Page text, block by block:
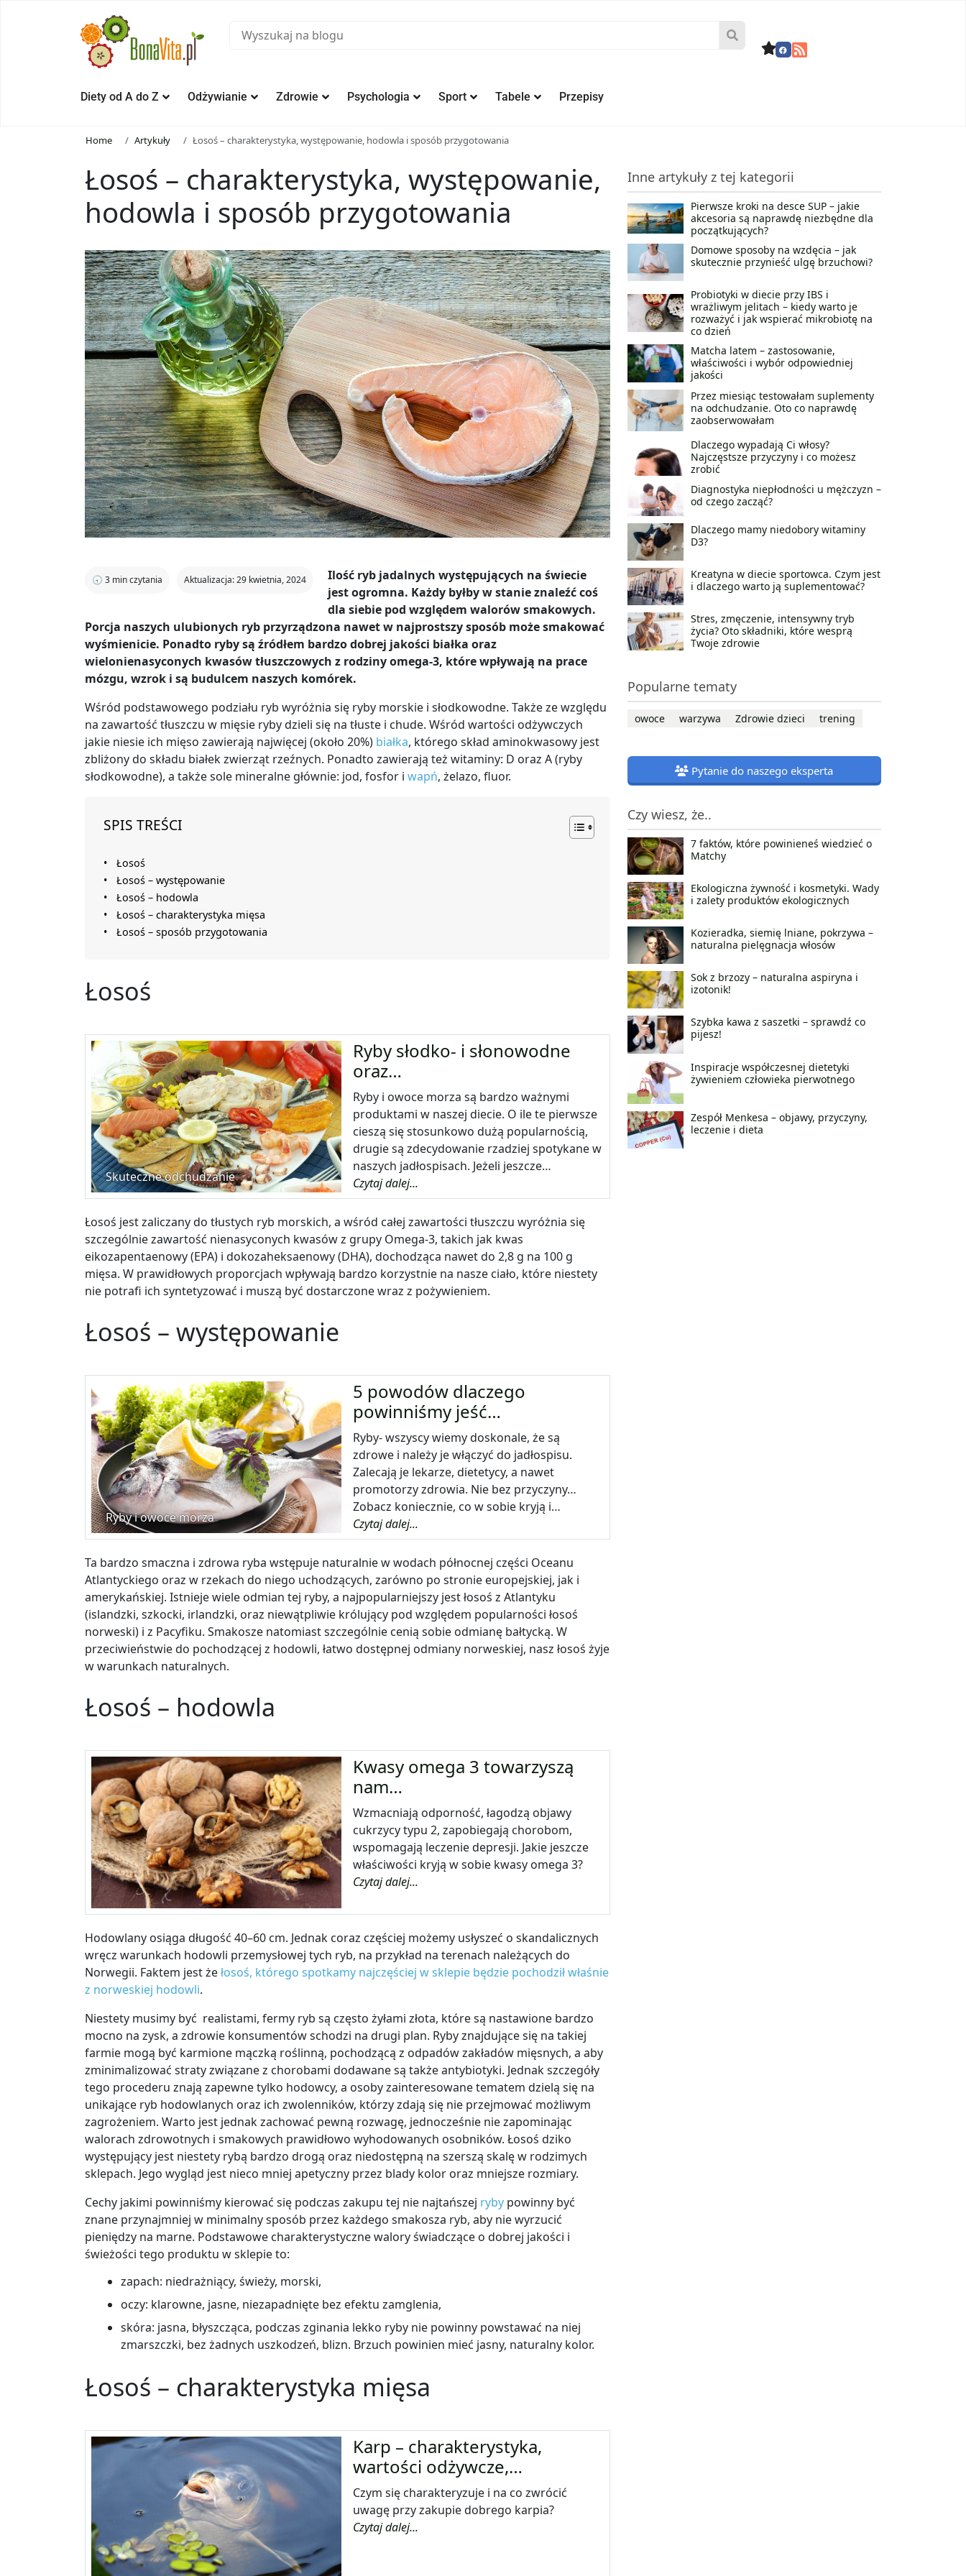
Diety od A do Z Odżywianie Zdrowie Psychologia Sport Tabele Przepisy
Home Artykuły Łosoś – charakterystyka, występowanie, hodowla i sposób przygotowania
Łosoś – charakterystyka, występowanie,
hodowla i sposób przygotowania
🕣 3 min czytania Aktualizacja: 29 kwietnia, 2024
Ilość ryb jadalnych występujących na świecie
jest ogromna. Każdy byłby w stanie znaleźć coś
dla siebie pod względem walorów smakowych.
Porcja naszych ulubionych ryb przyrządzona nawet w najprostszy sposób może smakować
wyśmienicie. Ponadto ryby są źródłem bardzo dobrej jakości białka oraz
wielonienasyconych kwasów tłuszczowych z rodziny omega-3, które wpływają na prace
mózgu, wzrok i są budulcem naszych komórek.
Wśród podstawowego podziału ryb wyróżnia się ryby morskie i słodkowodne. Także ze względu
na zawartość tłuszczu w mięsie ryby dzieli się na tłuste i chude. Wśród wartości odżywczych
jakie niesie ich mięso zawierają najwięcej (około 20%) białka, którego skład aminokwasowy jest
zbliżony do składu białek zwierząt rzeźnych. Ponadto zawierają też witaminy: D oraz A (ryby
słodkowodne), a także sole mineralne głównie: jod, fosfor i wapń, żelazo, fluor.
SPIS TREŚCI
Łosoś
Łosoś – występowanie
Łosoś – hodowla
Łosoś – charakterystyka mięsa
Łosoś – sposób przygotowania
Łosoś
Skuteczne odchudzanie
Ryby słodko- i słonowodne
oraz…
Ryby i owoce morza są bardzo ważnymi
produktami w naszej diecie. O ile te pierwsze
cieszą się stosunkowo dużą popularnością,
drugie są zdecydowanie rzadziej spotykane w
naszych jadłospisach. Jeżeli jeszcze…
Czytaj dalej...
Łosoś jest zaliczany do tłustych ryb morskich, a wśród całej zawartości tłuszczu wyróżnia się
szczególnie zawartość nienasyconych kwasów z grupy Omega-3, takich jak kwas
eikozapentaenowy (EPA) i dokozaheksaenowy (DHA), dochodząca nawet do 2,8 g na 100 g
mięsa. W prawidłowych proporcjach wpływają bardzo korzystnie na nasze ciało, które niestety
nie potrafi ich syntetyzować i muszą być dostarczone wraz z pożywieniem.
Łosoś – występowanie
Ryby i owoce morza
5 powodów dlaczego
powinniśmy jeść…
Ryby- wszyscy wiemy doskonale, że są
zdrowe i należy je włączyć do jadłospisu.
Zalecają je lekarze, dietetycy, a nawet
promotorzy zdrowia. Nie bez przyczyny…
Zobacz koniecznie, co w sobie kryją i…
Czytaj dalej...
Ta bardzo smaczna i zdrowa ryba wstępuje naturalnie w wodach północnej części Oceanu
Atlantyckiego oraz w rzekach do niego uchodzących, zarówno po stronie europejskiej, jak i
amerykańskiej. Istnieje wiele odmian tej ryby, a najpopularniejszy jest łosoś z Atlantyku
(islandzki, szkocki, irlandzki, oraz niewątpliwie królujący pod względem popularności łosoś
norweski) i z Pacyfiku. Smakosze natomiast szczególnie cenią sobie odmianę bałtycką. W
przeciwieństwie do pochodzącej z hodowli, łatwo dostępnej odmiany norweskiej, nasz łosoś żyje
w warunkach naturalnych.
Łosoś – hodowla
Kwasy omega 3 towarzyszą
nam…
Wzmacniają odporność, łagodzą objawy
cukrzycy typu 2, zapobiegają chorobom,
wspomagają leczenie depresji. Jakie jeszcze
właściwości kryją w sobie kwasy omega 3?
Czytaj dalej...
Hodowlany osiąga długość 40–60 cm. Jednak coraz częściej możemy usłyszeć o skandalicznych
wręcz warunkach hodowli przemysłowej tych ryb, na przykład na terenach należących do
Norwegii. Faktem jest żełosoś, którego spotkamy najczęściej w sklepie będzie pochodził właśnie
z norweskiej hodowli.
Niestety musimy być realistami, fermy ryb są często żyłami złota, które są nastawione bardzo
mocno na zysk, a zdrowie konsumentów schodzi na drugi plan. Ryby znajdujące się na takiej
farmie mogą być karmione mączką roślinną, pochodzącą z odpadów zakładów mięsnych, a aby
zminimalizować straty związane z chorobami dodawane są także antybiotyki. Jednak szczegóły
tego procederu znają zapewne tylko hodowcy, a osoby zainteresowane tematem dzielą się na
unikające ryb hodowlanych oraz ich zwolenników, którzy zdają się nie przejmować możliwym
zagrożeniem. Warto jest jednak zachować pewną rozwagę, jednocześnie nie zapominając
walorach zdrowotnych i smakowych prawidłowo wyhodowanych osobników. Łosoś dziko
występujący jest niestety rybą bardzo drogą oraz niedostępną na szerszą skalę w rodzimych
sklepach. Jego wygląd jest nieco mniej apetyczny przez blady kolor oraz mniejsze rozmiary.
Cechy jakimi powinniśmy kierować się podczas zakupu tej nie najtańszej ryby powinny być
znane przynajmniej w minimalny sposób przez każdego smakosza ryb, aby nie wyrzucić
pieniędzy na marne. Podstawowe charakterystyczne walory świadczące o dobrej jakości i
świeżości tego produktu w sklepie to:
zapach: niedrażniący, świeży, morski,
oczy: klarowne, jasne, niezapadnięte bez efektu zamglenia,
skóra: jasna, błyszcząca, podczas zginania lekko ryby nie powinny powstawać na niej
zmarszczki, bez żadnych uszkodzeń, blizn. Brzuch powinien mieć jasny, naturalny kolor.
Łosoś – charakterystyka mięsa
Karp – charakterystyka,
wartości odżywcze,…
Czym się charakteryzuje i na co zwrócić
uwagę przy zakupie dobrego karpia?
Czytaj dalej...
Inne artykuły z tej kategorii
Pierwsze kroki na desce SUP – jakie
akcesoria są naprawdę niezbędne dla
początkujących?
Domowe sposoby na wzdęcia – jak
skutecznie przynieść ulgę brzuchowi?
Probiotyki w diecie przy IBS i
wrażliwym jelitach – kiedy warto je
rozważyć i jak wspierać mikrobiotę na
co dzień
Matcha latem – zastosowanie,
właściwości i wybór odpowiedniej
jakości
Przez miesiąc testowałam suplementy
na odchudzanie. Oto co naprawdę
zaobserwowałam
Dlaczego wypadają Ci włosy?
Najczęstsze przyczyny i co możesz
zrobić
Diagnostyka niepłodności u mężczyzn –
od czego zacząć?
Dlaczego mamy niedobory witaminy
D3?
Kreatyna w diecie sportowca. Czym jest
i dlaczego warto ją suplementować?
Stres, zmęczenie, intensywny tryb
życia? Oto składniki, które wesprą
Twoje zdrowie
Popularne tematy
owoce warzywa Zdrowie dzieci trening
Pytanie do naszego eksperta
Czy wiesz, że..
7 faktów, które powinieneś wiedzieć o
Matchy
Ekologiczna żywność i kosmetyki. Wady
i zalety produktów ekologicznych
Kozieradka, siemię lniane, pokrzywa –
naturalna pielęgnacja włosów
Sok z brzozy – naturalna aspiryna i
izotonik!
Szybka kawa z saszetki – sprawdź co
pijesz!
Inspiracje współczesnej dietetyki
żywieniem człowieka pierwotnego
Zespół Menkesa – objawy, przyczyny,
leczenie i dieta